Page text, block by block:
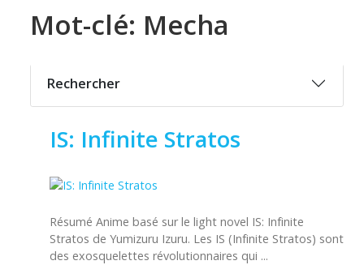
Mot-clé: Mecha
Rechercher
IS: Infinite Stratos
Résumé Anime basé sur le light novel IS: Infinite
Stratos de Yumizuru Izuru. Les IS (Infinite Stratos) sont
des exosquelettes révolutionnaires qui ...